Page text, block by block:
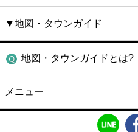
▼地図・タウンガイド
地図・タウンガイドとは?
メニュー